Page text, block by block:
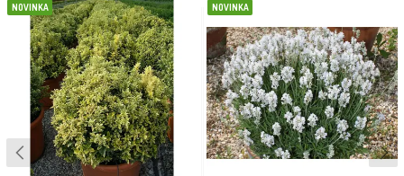
NOVINKA NOVINKA